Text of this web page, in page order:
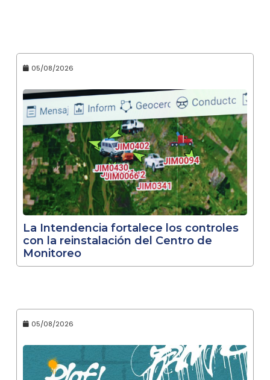
05/08/2026
La Intendencia fortalece los controles
con la reinstalación del Centro de
Monitoreo
05/08/2026